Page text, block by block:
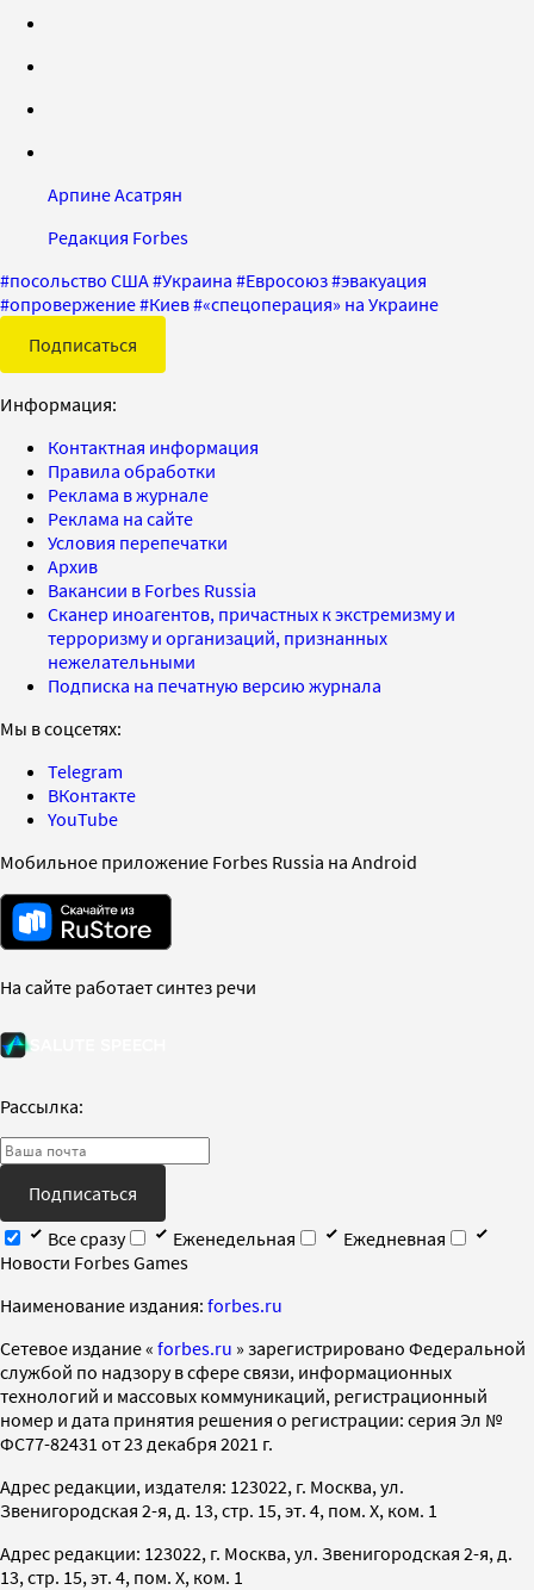
Арпине Асатрян
Редакция Forbes
#посольство США#Украина #Евросоюз#эвакуация
#опровержение#Киев#«спецоперация» на Украине
Подписаться
Информация:
Контактная информация
Правила обработки
Реклама в журнале
Реклама на сайте
Условия перепечатки
Архив
Вакансии в Forbes Russia
Сканер иноагентов, причастных к экстремизму и
терроризму и организаций, признанных
нежелательными
Подписка на печатную версию журнала
Мы в соцсетях:
Telegram
ВКонтакте
YouTube
Мобильное приложение Forbes Russia на Android
На сайте работает синтез речи
Рассылка:
Подписаться
Все сразу
Еженедельная
Ежедневная
Новости Forbes Games
Наименование издания: forbes.ru
Cетевое издание « forbes.ru » зарегистрировано Федеральной
службой по надзору в сфере связи, информационных
технологий и массовых коммуникаций, регистрационный
номер и дата принятия решения о регистрации: серия Эл №
ФС77-82431 от 23 декабря 2021 г.
Адрес редакции, издателя: 123022, г. Москва, ул.
Звенигородская 2-я, д. 13, стр. 15, эт. 4, пом. X, ком. 1
Адрес редакции: 123022, г. Москва, ул. Звенигородская 2-я, д.
13, стр. 15, эт. 4, пом. X, ком. 1